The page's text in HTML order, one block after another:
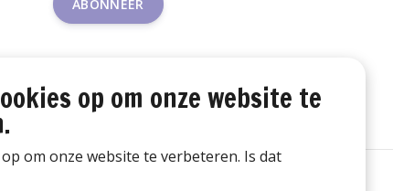
ABONNEER
op om onze website te
om onze website te verbeteren. Is dat